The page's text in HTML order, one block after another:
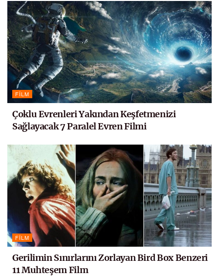
FILM
Çoklu Evrenleri Yakından Keşfetmenizi
Sağlayacak 7 Paralel Evren Filmi
FILM
Gerilimin Sınırlarını Zorlayan Bird Box Benzeri
11 Muhteşem Film